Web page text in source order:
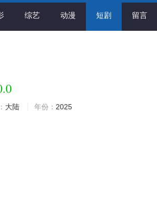
综艺 动漫 短剧 留言
大陆 年份： 2025